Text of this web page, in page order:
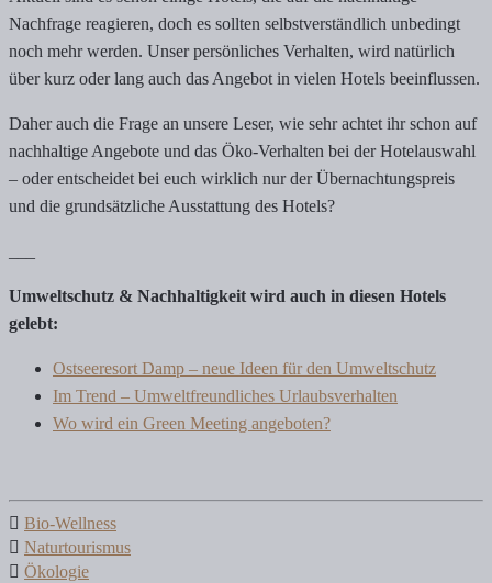
Nachfrage reagieren, doch es sollten selbstverständlich unbedingt
noch mehr werden. Unser persönliches Verhalten, wird natürlich
über kurz oder lang auch das Angebot in vielen Hotels beeinflussen.
Daher auch die Frage an unsere Leser, wie sehr achtet ihr schon auf
nachhaltige Angebote und das Öko-Verhalten bei der Hotelauswahl
– oder entscheidet bei euch wirklich nur der Übernachtungspreis
und die grundsätzliche Ausstattung des Hotels?
Umweltschutz & Nachhaltigkeit wird auch in diesen Hotels
gelebt:
Ostseeresort Damp – neue Ideen für den Umweltschutz
Im Trend – Umweltfreundliches Urlaubsverhalten
Wo wird ein Green Meeting angeboten?
Bio-Wellness
Naturtourismus
Ökologie